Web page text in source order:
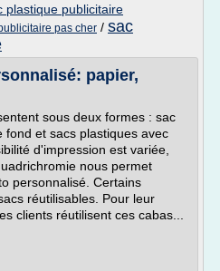
plastique publicitaire
pas cher / sac
papier,
sous deux formes : sac
fond et sacs plastiques avec
d'impression est variée,
nous permet
personnalisé. Certains
réutilisables. Pour leur
clients réutilisent ces cabas...